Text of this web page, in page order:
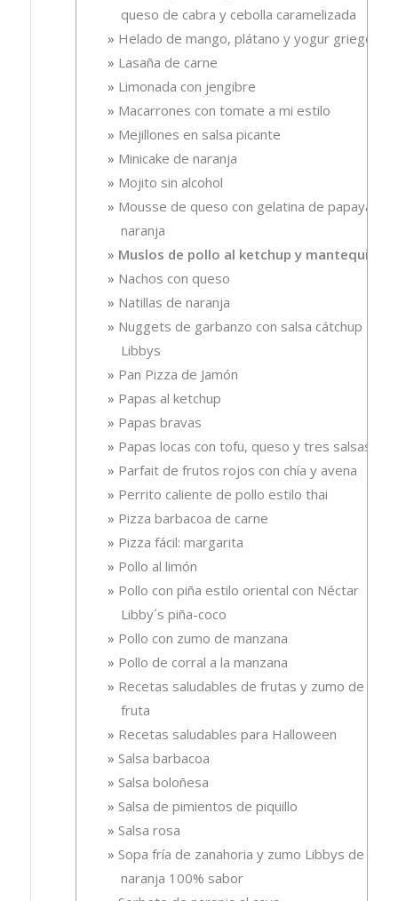
queso de cabra y cebolla caramelizada
Helado de mango, plátano y yogur griego
Lasaña de carne
Limonada con jengibre
Macarrones con tomate a mi estilo
Mejillones en salsa picante
Minicake de naranja
Mojito sin alcohol
Mousse de queso con gelatina de papaya-
naranja
Muslos de pollo al ketchup y mantequilla
Nachos con queso
Natillas de naranja
Nuggets de garbanzo con salsa cátchup
Libbys
Pan Pizza de Jamón
Papas al ketchup
Papas bravas
Papas locas con tofu, queso y tres salsas
Parfait de frutos rojos con chía y avena
Perrito caliente de pollo estilo thai
Pizza barbacoa de carne
Pizza fácil: margarita
Pollo al limón
Pollo con piña estilo oriental con Néctar
Libby´s piña-coco
Pollo con zumo de manzana
Pollo de corral a la manzana
Recetas saludables de frutas y zumo de
fruta
Recetas saludables para Halloween
Salsa barbacoa
Salsa boloñesa
Salsa de pimientos de piquillo
Salsa rosa
Sopa fría de zanahoria y zumo Libbys de
naranja 100% sabor